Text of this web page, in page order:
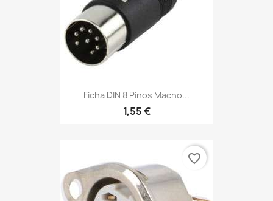
Ficha DIN 8 Pinos Macho...
1,55 €
favorite_border